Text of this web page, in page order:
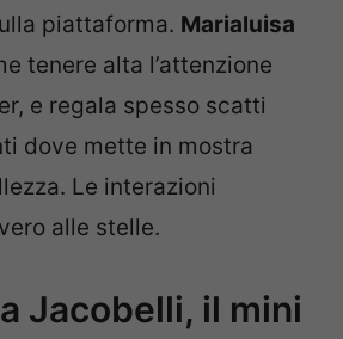
piattaforma. Marialuisa
tenere alta l’attenzione
e regala spesso scatti
dove mette in mostra
Le interazioni
alle stelle.
Jacobelli, il mini